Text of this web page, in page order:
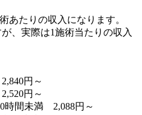
あたりの収入になります。
、実際は1施術当たりの収入
円～
円～
時間未満 2,088円～